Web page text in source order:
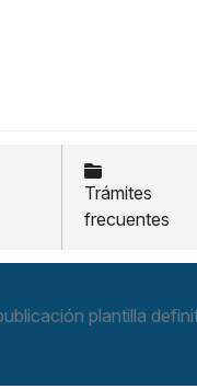
Trámites
frecuentes
plantilla